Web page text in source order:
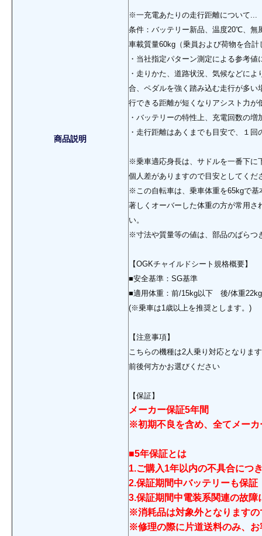
商品説明
※一充電あたりの走行距離について...
条件：バッテリー新品、温度20℃、無
車載質量60kg（乗員および荷物を合
・当社指定パターン測定による参考値
・走りかた、道路状況、気候などに
合、ペダルを強く踏み込む走行が多
行できる距離が短くなりアシスト力が
・バッテリーの特性上、充電回数の
・走行距離はあくまでも目安で、１
※乗車適応身長は、サドルを一番下に
個人差がありますので目安としてくだ
※この自転車は、乗車体重を65kgで基
著しくオーバーした体重の方が常用
い。
※寸法や質量等の値は、部品のばらつ
【OGKチャイルドシート規格概要】
■安全基準：SG基準
■適用体重：前/15kg以下 後/体重
(※乗車は1歳以上を推奨とします。)
【注意事項】
こちらの機種は2人乗り対応となりま
前後何方かお選びください
【保証】
メーカー保証5年間
※初期不良を含め、全てメー
■5年保証とは
1.ご購入1年以内の不具合につ
2.保証期間中バッテリーも保
3.保証期間中電装系関連の故
※消耗品は対象外となります
※修理の際に片道送料のみ、